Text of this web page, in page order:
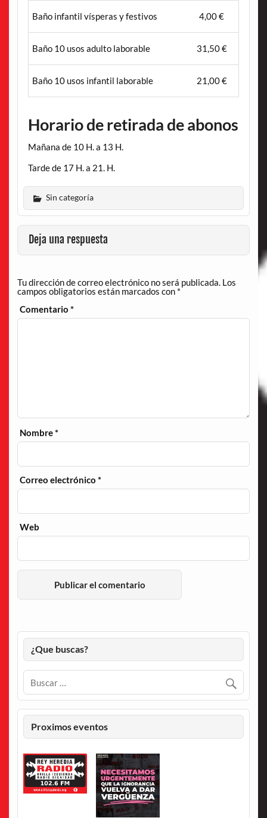
Baño infantil vísperas y festivos 4,00 €
Baño 10 usos adulto laborable 31,50 €
Baño 10 usos infantil laborable 21,00 €
Horario de retirada de abonos
Mañana de 10 H. a 13 H.
Tarde de 17 H. a 21. H.
Sin categoría
Deja una respuesta
Tu dirección de correo electrónico no será publicada. Los
campos obligatorios están marcados con *
Comentario*
Nombre*
Correo electrónico*
Web
¿Que buscas?
Proximos eventos